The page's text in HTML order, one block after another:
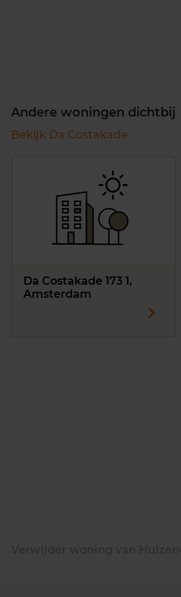
Andere woningen dichtbij
Bekijk Da Costakade
Da Costakade 173 1,
Amsterdam